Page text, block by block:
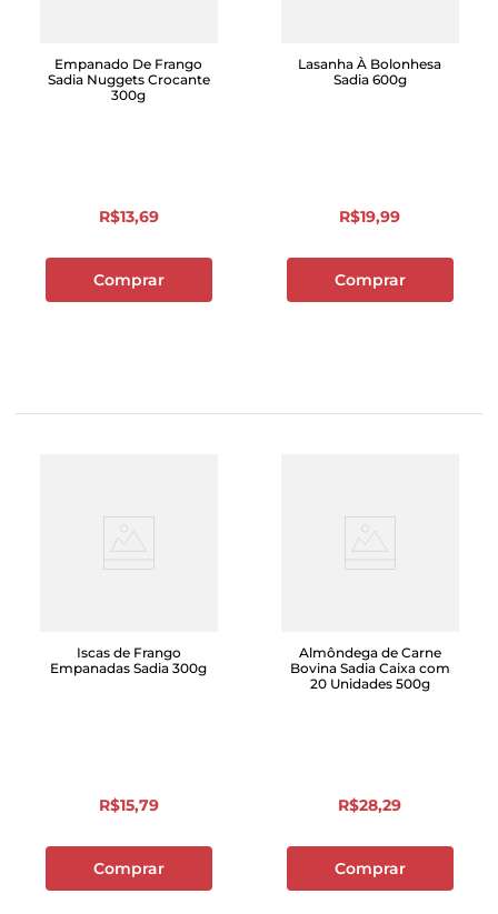
Empanado De Frango
Sadia Nuggets Crocante
300g
R$13,69
Comprar
Lasanha À Bolonhesa
Sadia 600g
R$19,99
Comprar
Iscas de Frango
Empanadas Sadia 300g
R$15,79
Comprar
Almôndega de Carne
Bovina Sadia Caixa com
20 Unidades 500g
R$28,29
Comprar